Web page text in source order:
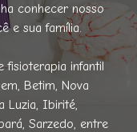
conhecer nosso
e sua família.
fisioterapia infantil
Betim, Nova
Luzia, Ibirité,
Sarzedo, entre